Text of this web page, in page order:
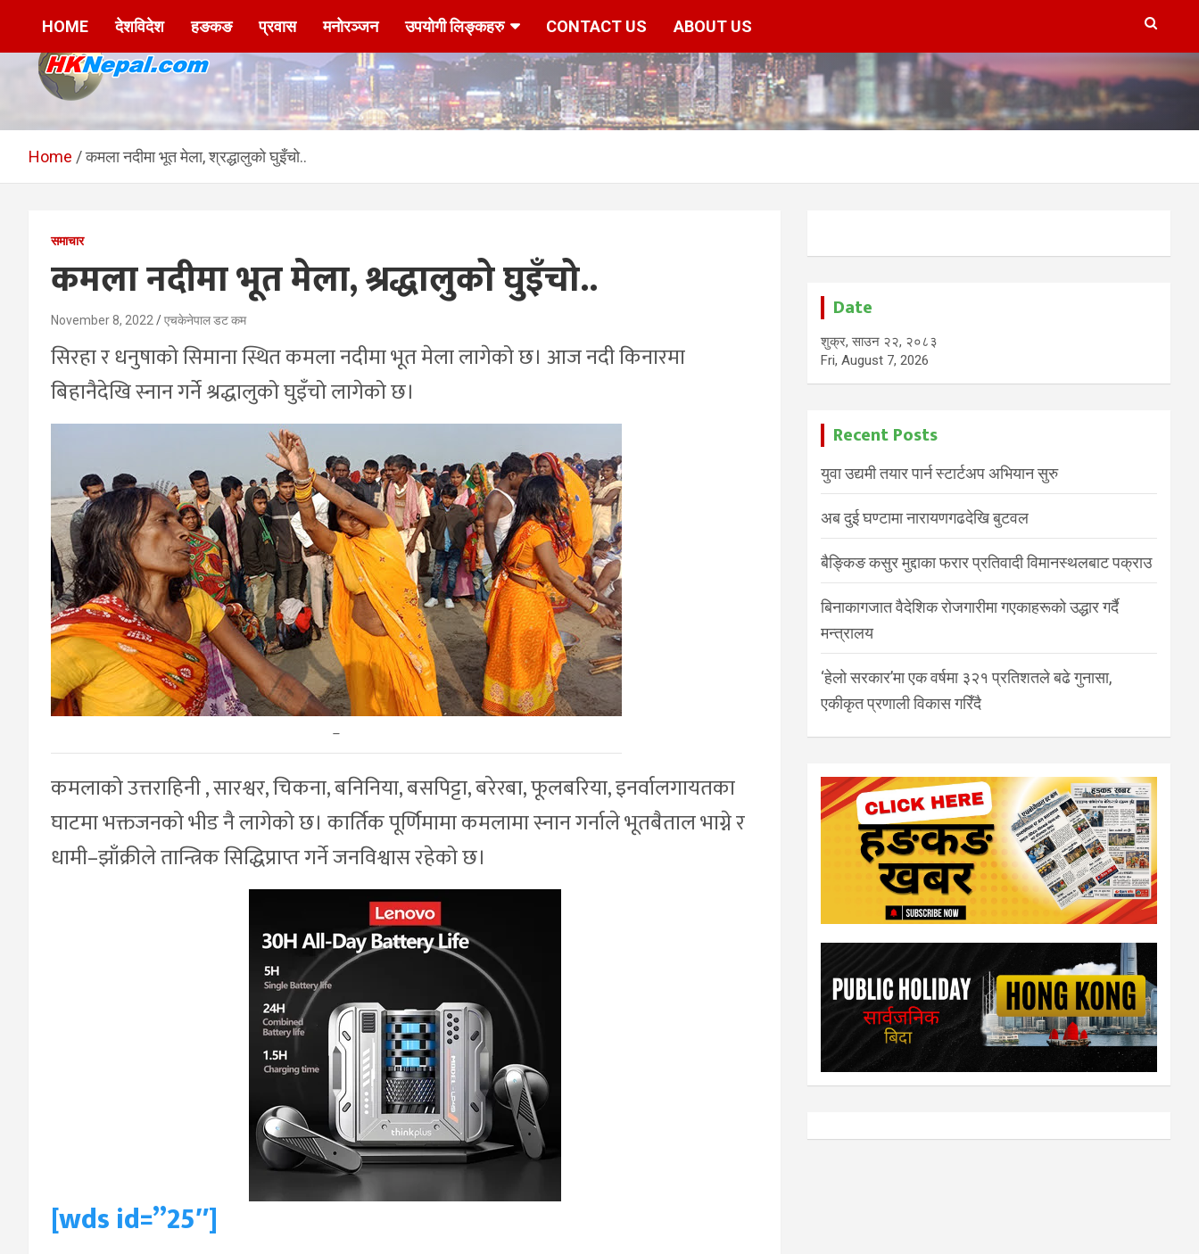
HKNepal.com –
हङकङबाट सञ्चालित पहिलो
hknepal, hknepal.com, hk nepal, hk nepal com
HOME देशविदेश हङकङ प्रवास मनोरञ्जन उपयोगी लिङ्कहरु CONTACT US ABOUT US
Home कमला नदीमा भूत मेला, श्रद्धालुको घुइँचो..
समाचार
कमला नदीमा भूत मेला, श्रद्धालुको घुइँचो..
November 8, 2022 एचकेनेपाल डट कम
सिरहा र धनुषाको सिमाना स्थित कमला नदीमा भूत मेला लागेको छ। आज नदी किनारमा
बिहानैदेखि स्नान गर्ने श्रद्धालुको घुइँचो लागेको छ।
–
कमलाको उत्तराहिनी , सारश्वर, चिकना, बनिनिया, बसपिट्टा, बरेरबा, फूलबरिया, इनर्वालगायतका
घाटमा भक्तजनको भीड नै लागेको छ। कार्तिक पूर्णिमामा कमलामा स्नान गर्नाले भूतबैताल भाग्ने र
धामी–झाँक्रीले तान्त्रिक सिद्धिप्राप्त गर्ने जनविश्वास रहेको छ।
[wds id=”25″]
Date
शुक्र, साउन २२, २०८३
Fri, August 7, 2026
Recent Posts
युवा उद्यमी तयार पार्न स्टार्टअप अभियान सुरु
अब दुई घण्टामा नारायणगढदेखि बुटवल
बैङ्किङ कसुर मुद्दाका फरार प्रतिवादी विमानस्थलबाट पक्राउ
बिनाकागजात वैदेशिक रोजगारीमा गएकाहरूको उद्धार गर्दै
मन्त्रालय
‘हेलो सरकार’मा एक वर्षमा ३२१ प्रतिशतले बढे गुनासा,
एकीकृत प्रणाली विकास गरिँदै